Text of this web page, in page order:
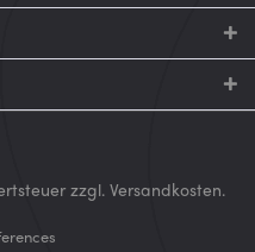
zzgl. Versandkosten.